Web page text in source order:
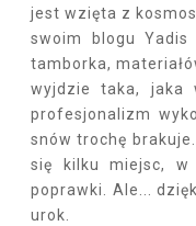
jest wzięta z
swoim blogu Yadis
tamborka,
wyjdzie taka, jaka
profesjonalizm
snów trochę
się kilku miejsc, w
poprawki. Ale...
urok.